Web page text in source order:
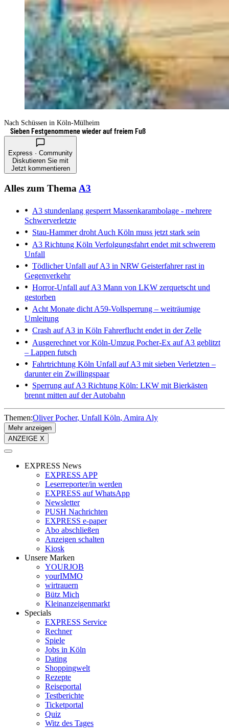
Nach Schüssen in Köln-Mülheim
Sieben Festgenommene wieder auf freiem Fuß
Express · Community
Diskutieren Sie mit
Jetzt kommentieren
Alles zum ThemaA3
A3 stundenlang gesperrt Massenkarambolage - mehrere
Schwerverletzte
Stau-Hammer droht Auch Köln muss jetzt stark sein
A3 Richtung Köln Verfolgungsfahrt endet mit schwerem
Unfall
Tödlicher Unfall auf A3 in NRW Geisterfahrer rast in
Gegenverkehr
Horror-Unfall auf A3 Mann von LKW zerquetscht und
gestorben
Acht Monate dicht A59-Vollsperrung – weiträumige
Umleitung
Crash auf A3 in Köln Fahrerflucht endet in der Zelle
Ausgerechnet vor Köln-Umzug Pocher-Ex auf A3 geblitzt
– Lappen futsch
Fahrtrichtung Köln Unfall auf A3 mit sieben Verletzten –
darunter ein Zwillingspaar
Sperrung auf A3 Richtung Köln: LKW mit Bierkästen
brennt mitten auf der Autobahn
Themen:Oliver Pocher Unfall Köln Amira Aly
Mehr anzeigen
ANZEIGE X
EXPRESS News
EXPRESS APP
Leserreporter/in werden
EXPRESS auf WhatsApp
Newsletter
PUSH Nachrichten
EXPRESS e-paper
Abo abschließen
Anzeigen schalten
Kiosk
Unsere Marken
YOURJOB
yourIMMO
wirtrauern
Bütz Mich
Kleinanzeigenmarkt
Specials
EXPRESS Service
Rechner
Spiele
Jobs in Köln
Dating
Shoppingwelt
Rezepte
Reiseportal
Testberichte
Ticketportal
Quiz
Witz des Tages